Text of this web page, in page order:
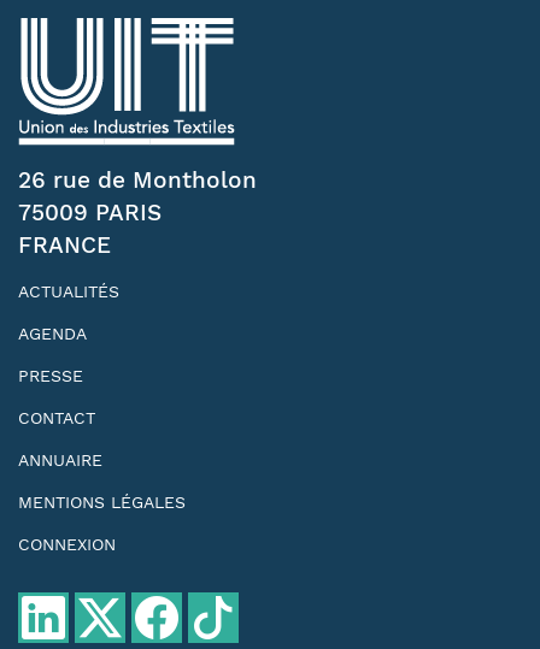
26 rue de Montholon
75009 PARIS
FRANCE
ACTUALITÉS
AGENDA
PRESSE
CONTACT
ANNUAIRE
MENTIONS LÉGALES
CONNEXION